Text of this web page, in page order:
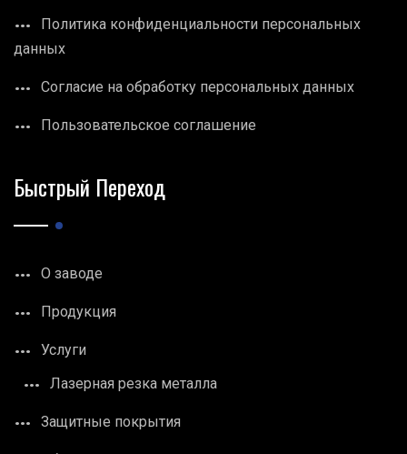
Политика конфиденциальности персональных
данных
Согласие на обработку персональных данных
Пользовательское соглашение
Быстрый Переход
О заводе
Продукция
Услуги
Лазерная резка металла
Защитные покрытия